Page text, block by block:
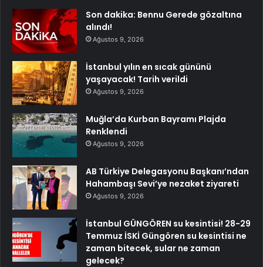
Son dakika: Bennu Gerede gözaltına
alındı!
Ağustos 9, 2026
İstanbul yılın en sıcak gününü
yaşayacak! Tarih verildi
Ağustos 9, 2026
Muğla’da Kurban Bayramı Plajda
Renklendi
Ağustos 9, 2026
AB Türkiye Delegasyonu Başkanı’ndan
Hahambaşı Sevi’ye nezaket ziyareti
Ağustos 9, 2026
İstanbul GÜNGÖREN su kesintisi! 28-29
Temmuz İSKİ Güngören su kesintisi ne
zaman bitecek, sular ne zaman
gelecek?